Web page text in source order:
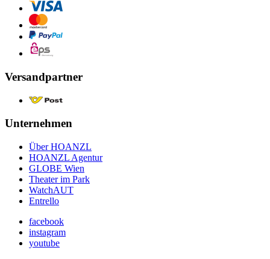
Versandpartner
Unternehmen
Über HOANZL
HOANZL Agentur
GLOBE Wien
Theater im Park
WatchAUT
Entrello
facebook
instagram
youtube